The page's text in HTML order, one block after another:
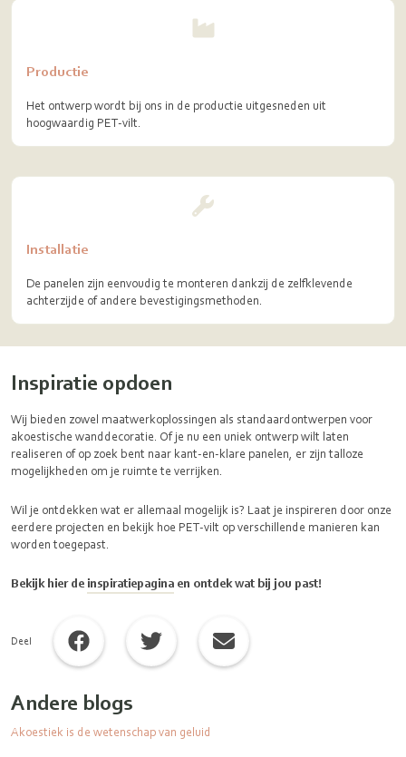
Productie
Het ontwerp wordt bij ons in de productie uitgesneden uit
hoogwaardig PET-vilt.
Installatie
De panelen zijn eenvoudig te monteren dankzij de zelfklevende
achterzijde of andere bevestigingsmethoden.
Inspiratie opdoen
Wij bieden zowel maatwerkoplossingen als standaardontwerpen voor
akoestische wanddecoratie. Of je nu een uniek ontwerp wilt laten
realiseren of op zoek bent naar kant-en-klare panelen, er zijn talloze
mogelijkheden om je ruimte te verrijken.
Wil je ontdekken wat er allemaal mogelijk is? Laat je inspireren door onze
eerdere projecten en bekijk hoe PET-vilt op verschillende manieren kan
worden toegepast.
Bekijk hier de inspiratiepagina en ontdek wat bij jou past!
Deel
Andere blogs
Akoestiek is de wetenschap van geluid